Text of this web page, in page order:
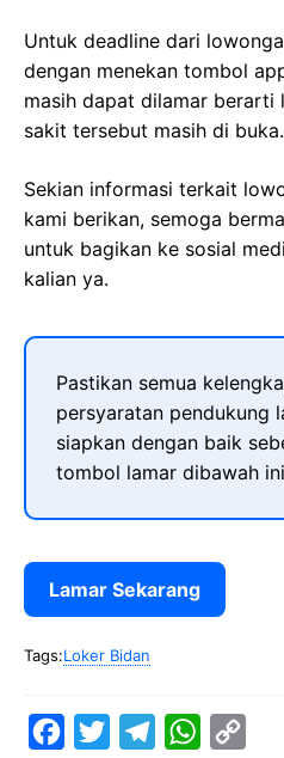
Untuk deadline dari
dengan menekan tombol
masih dapat dilamar berarti
sakit tersebut masih di buka.
Sekian informasi terkait
kami berikan, semoga
untuk bagikan ke sosial
kalian ya.
Pastikan semua
persyaratan pendukung
siapkan dengan baik
tombol lamar dibawah
Lamar Sekarang
Tags:Loker Bidan
W